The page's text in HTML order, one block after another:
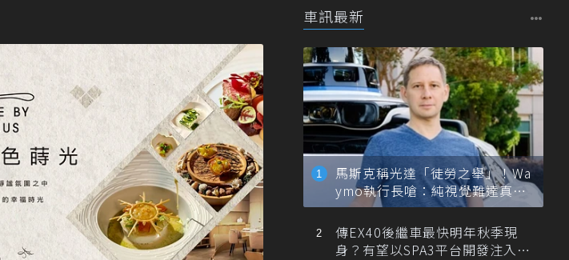
車訊最新
馬斯克稱光達「徒勞之舉」！Wa
ymo執行長嗆：純視覺難達真正
自動駕駛
傳EX40後繼車最快明年秋季現
身？有望以SPA3平台開發注入80